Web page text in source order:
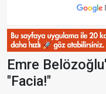
Emre
"Facia!"